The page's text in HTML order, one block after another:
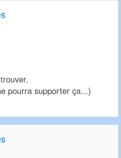
pourra supporter ça...)